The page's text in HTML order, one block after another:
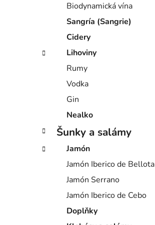
Biodynamická vína
Sangría (Sangrie)
Cidery
Lihoviny
Rumy
Vodka
Gin
Nealko
Šunky a salámy
Jamón
Jamón Iberico de Bellota
Jamón Serrano
Jamón Iberico de Cebo
Doplňky